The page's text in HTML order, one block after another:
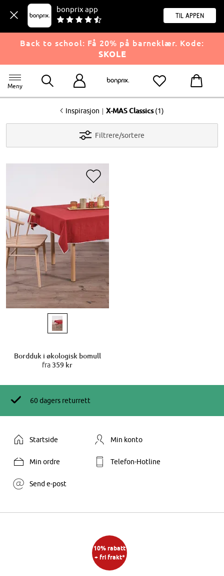
bonprix app
til appen
Back to school: Få 20% på barneklær. Kode:
SKOLE
Meny
<Inspirasjon | X-MAS Classics (1)
Filtrere/sortere
Bordduk i økologisk bomull
fra359 kr
60 dagers returrett
Startside Min konto
Min ordre Telefon-Hotline
Send e-post
10% rabatt
+ fri frakt*